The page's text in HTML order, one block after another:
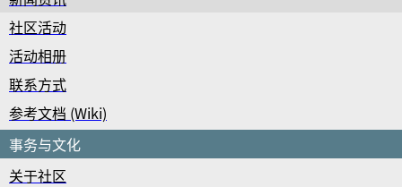
社区活动
活动相册
联系方式
参考文档 (Wiki)
事务与文化
关于社区